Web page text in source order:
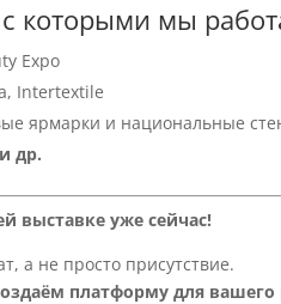
которыми мы
Expo
Intertextile
ярмарки и национальные
др.
выставке уже сейчас!
а не просто присутствие.
платформу для вашего